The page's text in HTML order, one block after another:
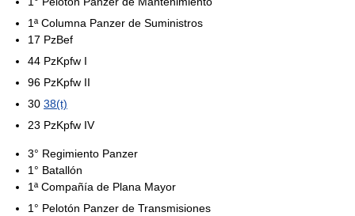
1ª Columna Panzer de Suministros
17 PzBef
44 PzKpfw I
96 PzKpfw II
30 38(t)
23 PzKpfw IV
3° Regimiento Panzer
1° Batallón
1ª Compañía de Plana Mayor
1° Pelotón Panzer de Transmisiones